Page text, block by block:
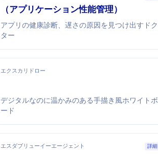
APM（アプリケーション性能管理）
アプリの健康診断、遅さの原因を見つけ出すドク
ター
エクスカリドロー
デジタルなのに温かみのある手描き風ホワイトボ
ード
エスダブリューイーエージェント 詳細